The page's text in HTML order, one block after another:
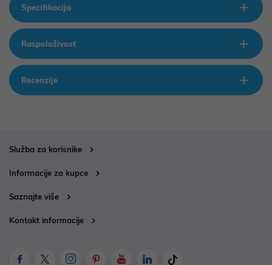
Specifikacija
Raspoloživost
Recenzije
Služba za korisnike
Informacije za kupce
Saznajte više
Kontakt informacije